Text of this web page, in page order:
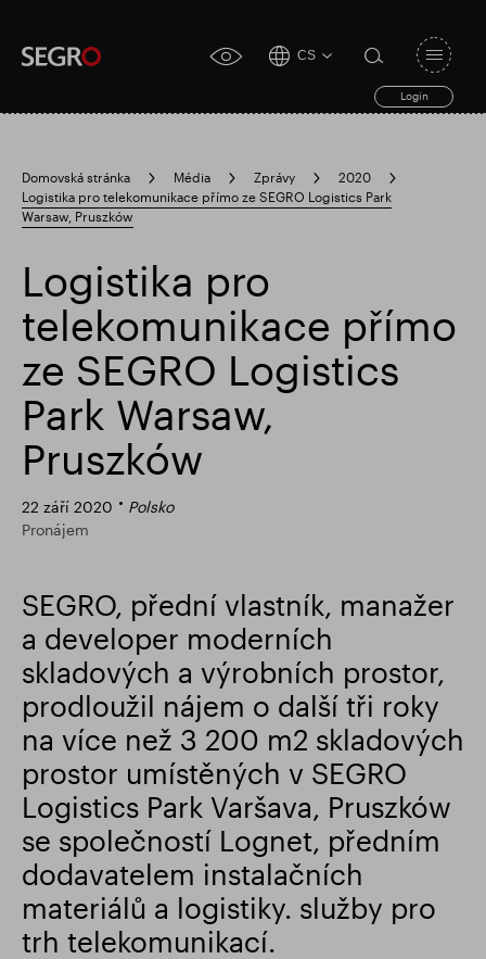
accessibility
CS
Login
search
form
Search
for
Populární vyhledávání
Zodpovědné SEGRO
Slough obchodní nemovitost
Finanční výsledky
Chytrý park
toggle
Domovská stránka Média Zprávy
2020
Logistika pro telekomunikace přímo ze SEGRO Logistics Park
Warsaw, Pruszków
Logistika pro
telekomunikace přímo
ze SEGRO Logistics
Park Warsaw,
Pruszków
22 září 2020
Polsko
Pronájem
SEGRO, přední vlastník, manažer
a developer moderních
skladových a výrobních prostor,
prodloužil nájem o další tři roky
na více než 3 200 m2 skladových
prostor umístěných v SEGRO
Logistics Park Varšava, Pruszków
se společností Lognet, předním
dodavatelem instalačních
materiálů a logistiky. služby pro
trh telekomunikací.